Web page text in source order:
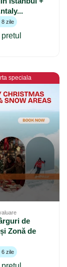
8 zile
speciala
de
Zonă de
6 zile